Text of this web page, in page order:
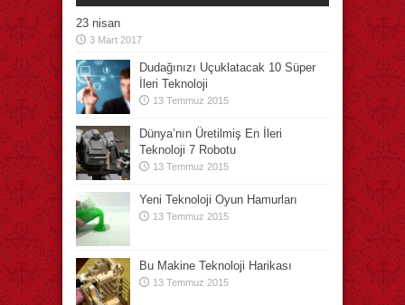
23 nisan
3 Mart 2017
Dudağınızı Uçuklatacak 10 Süper
İleri Teknoloji
13 Temmuz 2015
Dünya’nın Üretilmiş En İleri
Teknoloji 7 Robotu
13 Temmuz 2015
Yeni Teknoloji Oyun Hamurları
13 Temmuz 2015
Bu Makine Teknoloji Harikası
13 Temmuz 2015